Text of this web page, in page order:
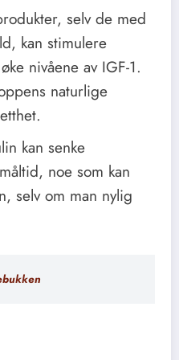
selv de med
kan stimulere
nivåene av IGF-1.
naturlige
kan senke
noe som kan
selv om man nylig